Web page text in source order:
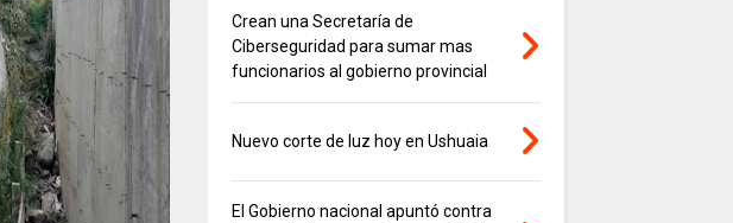
Crean una Secretaría de
Ciberseguridad para sumar mas
funcionarios al gobierno provincial
Nuevo corte de luz hoy en Ushuaia
El Gobierno nacional apuntó contra